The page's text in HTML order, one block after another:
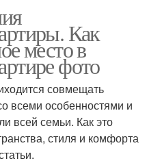
Как
место в
фото
совмещать
всеми особенностями и
всей семьи. Как это
стиля и комфорта